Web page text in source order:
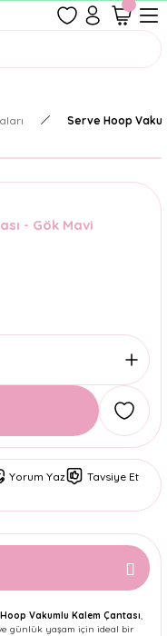
Serve Hoop
- Gök Mavi
Yorum Yaz
Tavsiye Et
Vakumlu Kalem Çantası,
günlük yaşam için ideal bir